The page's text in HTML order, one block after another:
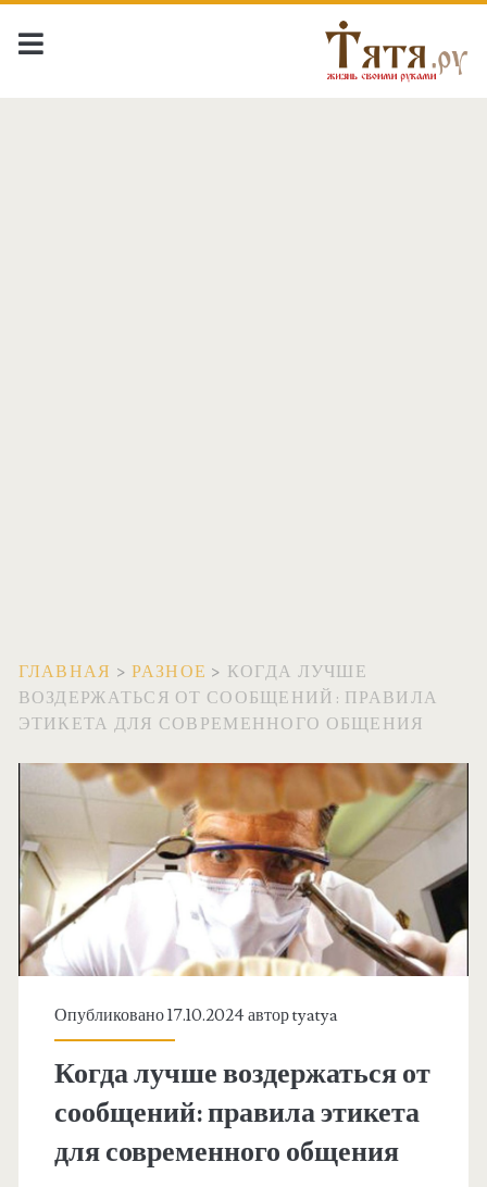
ГЛАВНАЯ >РАЗНОЕ > КОГДА ЛУЧШЕ
ВОЗДЕРЖАТЬСЯ ОТ СООБЩЕНИЙ: ПРАВИЛА
ЭТИКЕТА ДЛЯ СОВРЕМЕННОГО ОБЩЕНИЯ
Опубликовано 17.10.2024 авторtyatya
Когда лучше воздержаться от
сообщений: правила этикета
для современного общения